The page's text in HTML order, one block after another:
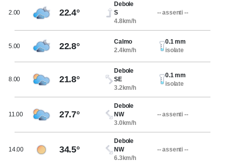
2.00 22.4°
Debole
S
4.8km/h
-- assenti --
5.00 22.8°
Calmo
2.4km/h
0.1 mm
isolate
8.00 21.8°
Debole
SE
3.2km/h
0.1 mm
isolate
11.00 27.7°
Debole
NW
3.0km/h
-- assenti --
14.00 34.5°
Debole
NW
6.3km/h
-- assenti --